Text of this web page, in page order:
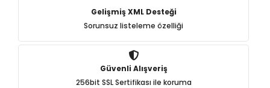
Gelişmiş XML Desteği
Sorunsuz listeleme özelliği
Güvenli Alışveriş
256bit SSL Sertifikası ile koruma